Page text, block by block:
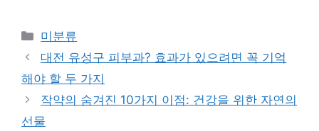
Categories
미분류
대전 유성구 피부과? 효과가 있으려면 꼭 기억
해야 할 두 가지
작약의 숨겨진 10가지 이점: 건강을 위한 자연의
선물